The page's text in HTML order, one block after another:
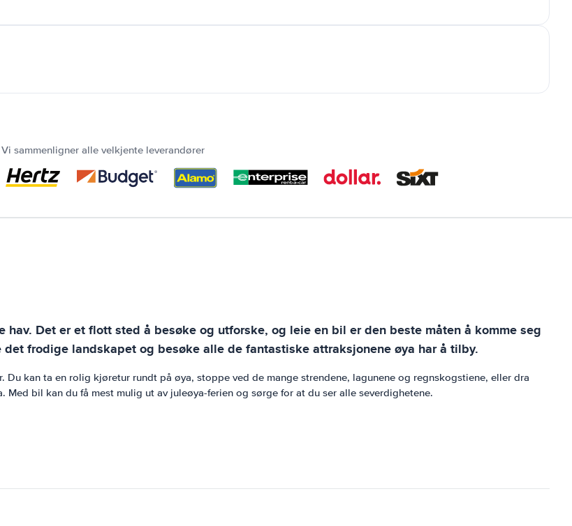
Vi sammenligner alle velkjente leverandører
Det er et flott sted å besøke og utforske, og leie en bil er den beste måten å komme seg
frodige landskapet og besøke alle de fantastiske attraksjonene øya har å tilby.
kan ta en rolig kjøretur rundt på øya, stoppe ved de mange strendene, lagunene og regnskogstiene, eller dra
bil kan du få mest mulig ut av juleøya-ferien og sørge for at du ser alle severdighetene.